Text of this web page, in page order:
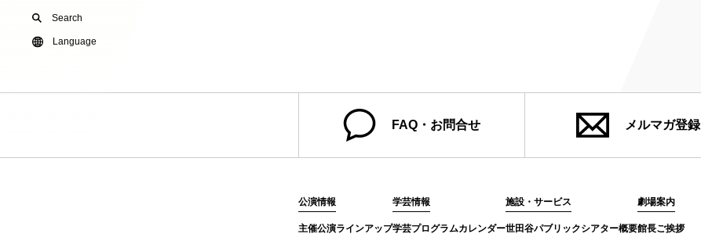
Search
Language
FAQ・お問合せ メルマガ登録
公演情報
主催公演ラインアップ
学芸情報
学芸プログラムカレンダー
施設・サービス
世田谷パブリックシアター概要
劇場案内
館長ご挨拶